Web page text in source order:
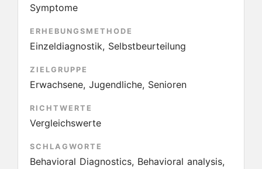
Symptome
ERHEBUNGSMETHODE
Einzeldiagnostik, Selbstbeurteilung
ZIELGRUPPE
Erwachsene, Jugendliche, Senioren
RICHTWERTE
Vergleichswerte
SCHLAGWORTE
Behavioral Diagnostics, Behavioral analysis,